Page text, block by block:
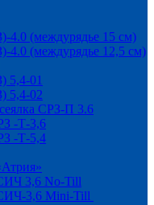
4.0 (междурядье 15 см)
4.0 (междурядье 12,5 см)
5,4-01
5,4-02
СРЗ-П 3.6
-Т-3,6
-Т-5,4
3,6 No-Till
3,6 Mini-Till